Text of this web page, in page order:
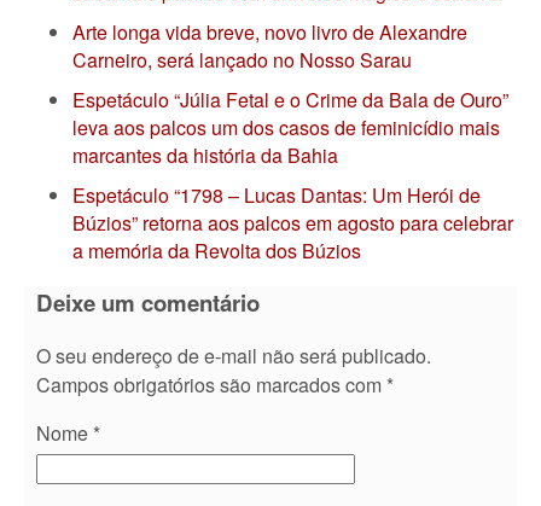
Arte longa vida breve, novo livro de Alexandre
Carneiro, será lançado no Nosso Sarau
Espetáculo “Júlia Fetal e o Crime da Bala de Ouro”
leva aos palcos um dos casos de feminicídio mais
marcantes da história da Bahia
Espetáculo “1798 – Lucas Dantas: Um Herói de
Búzios” retorna aos palcos em agosto para celebrar
a memória da Revolta dos Búzios
Deixe um comentário
O seu endereço de e-mail não será publicado.
Campos obrigatórios são marcados com *
Nome *